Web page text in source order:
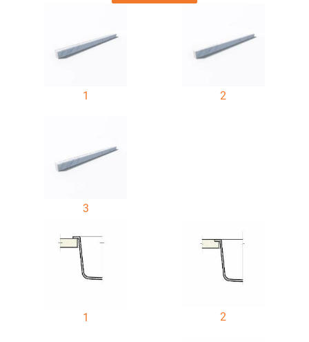
1 2
3
1 2